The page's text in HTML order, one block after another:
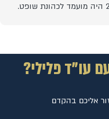
עו"ד פלילי?
אליכם בהקדם